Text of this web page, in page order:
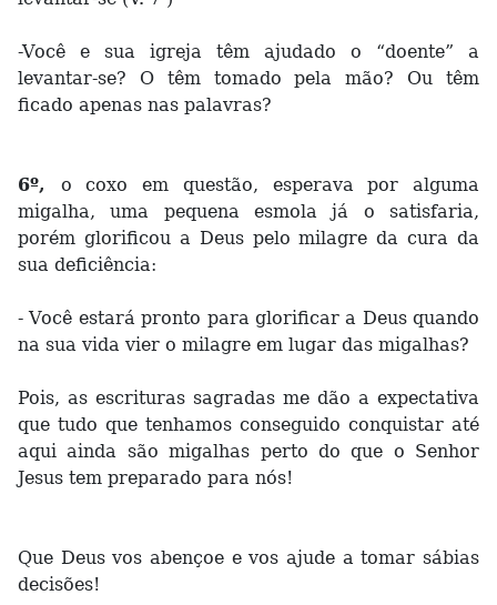
-Você e sua igreja têm ajudado o “doente” a
levantar-se? O têm tomado pela mão? Ou têm
ficado apenas nas palavras?
6º, o coxo em questão, esperava por alguma
migalha, uma pequena esmola já o satisfaria,
porém glorificou a Deus pelo milagre da cura da
sua deficiência:
- Você estará pronto para glorificar a Deus quando
na sua vida vier o milagre em lugar das migalhas?
Pois, as escrituras sagradas me dão a expectativa
que tudo que tenhamos conseguido conquistar até
aqui ainda são migalhas perto do que o Senhor
Jesus tem preparado para nós!
Que Deus vos abençoe e vos ajude a tomar sábias
decisões!